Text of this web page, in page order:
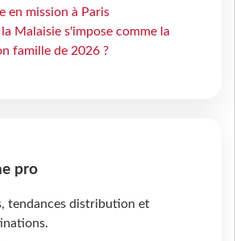
en mission à Paris
Malaisie s'impose comme la
famille de 2026 ?
pro
tendances distribution et